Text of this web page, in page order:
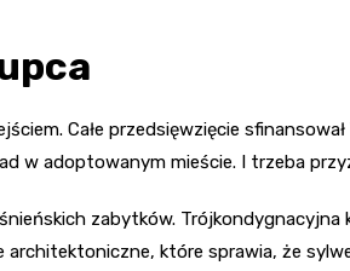
Całe przedsięwzięcie
w adoptowanym mieście. I trzeba
zabytków.
które sprawia, że